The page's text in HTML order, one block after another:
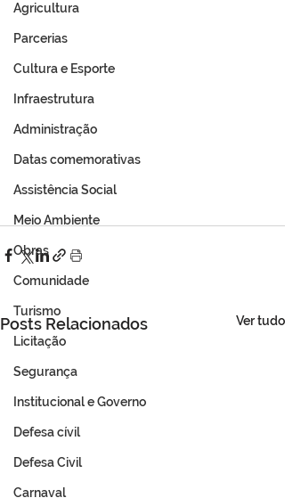
Agricultura
Parcerias
Cultura e Esporte
Infraestrutura
Administração
Datas comemorativas
Assistência Social
Meio Ambiente
Obras
Comunidade
Turismo
Licitação
Segurança
Institucional e Governo
Defesa cívil
Defesa Civil
Carnaval
Posts Relacionados Ver tudo